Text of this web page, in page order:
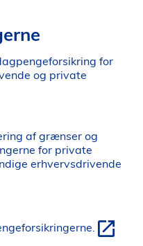
for
og private
af grænser og
for private
erhvervsdrivende